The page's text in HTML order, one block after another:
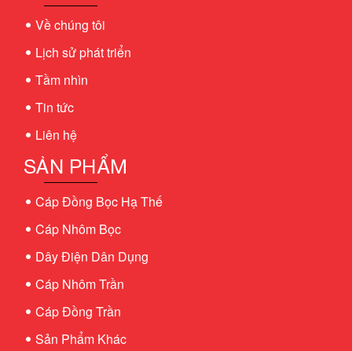
Về chúng tôi
Lịch sử phát triển
Tầm nhìn
Tin tức
Liên hệ
SẢN PHẨM
Cáp Đồng Bọc Hạ Thế
Cáp Nhôm Bọc
Dây Điện Dân Dụng
Cáp Nhôm Trần
Cáp Đồng Trần
Sản Phẩm Khác